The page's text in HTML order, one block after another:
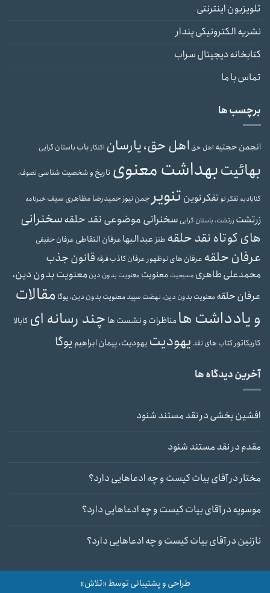
تلویزیون اینترنتی
نشریه الکترونیکی پندار
کتابخانه دیجیتال سراب
تماس با ما
برچسب ها
انجمن حجتیه اهل حق اهل حق، یارسان اکنکارباب باستان گرایی
بهائیتبهداشت معنوی تاریخ و شخصیت شناسی تصوف،
گنابادیه تفکر نوتفکر نوین تنویر جمن نیوزحمیدرضا مظاهری سیفخبرنامه
زرتشت زرتشت، باستان گرایی سخنرانی موضوعی نقد حلقهسخنرانی
های کوتاه نقد حلقه طنزعبدالبهاعرفان التقاطی عرفان حقیقی
عرفان حلقه عرفان های نوظهورعرفان کاذبفرقه قانون جذب
محمدعلی طاهری مسیحیت معنویت معنویت بدون دین معنویت بدون دین،
عرفان حلقه معنویت بدون دین، نهضت سپیدمعنویت بدون دین، یوگا مقالات
و یادداشت هامناظرات و نشست ها چند رسانه ای کابالا
کاریکاتورکتاب های نقد یهودیت یهودیت، پیمان ابراهیم یوگا
آخرین دیدگاه ها
افشین بخشیدرنقد مستند شنود
مقدمدرنقد مستند شنود
مختاردرآقای بیات کیست و چه ادعاهایی دارد؟
موسویهدرآقای بیات کیست و چه ادعاهایی دارد؟
نازنیندرآقای بیات کیست و چه ادعاهایی دارد؟
طراحی و پشتیبانی توسط «تلاش»